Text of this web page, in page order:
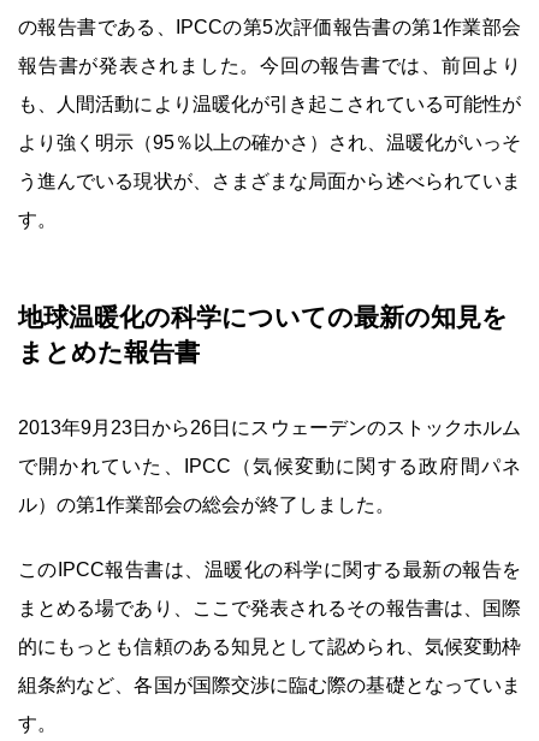
の報告書である、IPCCの第5次評価報告書の第1作業部会
報告書が発表されました。今回の報告書では、前回より
も、人間活動により温暖化が引き起こされている可能性が
より強く明示（95％以上の確かさ）され、温暖化がいっそ
う進んでいる現状が、さまざまな局面から述べられていま
す。
地球温暖化の科学についての最新の知見を
まとめた報告書
2013年9月23日から26日にスウェーデンのストックホルム
で開かれていた、IPCC（気候変動に関する政府間パネ
ル）の第1作業部会の総会が終了しました。
このIPCC報告書は、温暖化の科学に関する最新の報告を
まとめる場であり、ここで発表されるその報告書は、国際
的にもっとも信頼のある知見として認められ、気候変動枠
組条約など、各国が国際交渉に臨む際の基礎となっていま
す。